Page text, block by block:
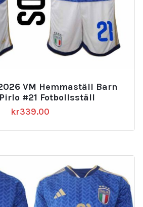
VM Hemmaställ Barn
#21 Fotbollsställ
kr339.00